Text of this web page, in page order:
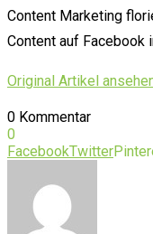
Content Marketing
Content auf Facebook
Original Artikel
0 Kommentar
0
FacebookTwitter